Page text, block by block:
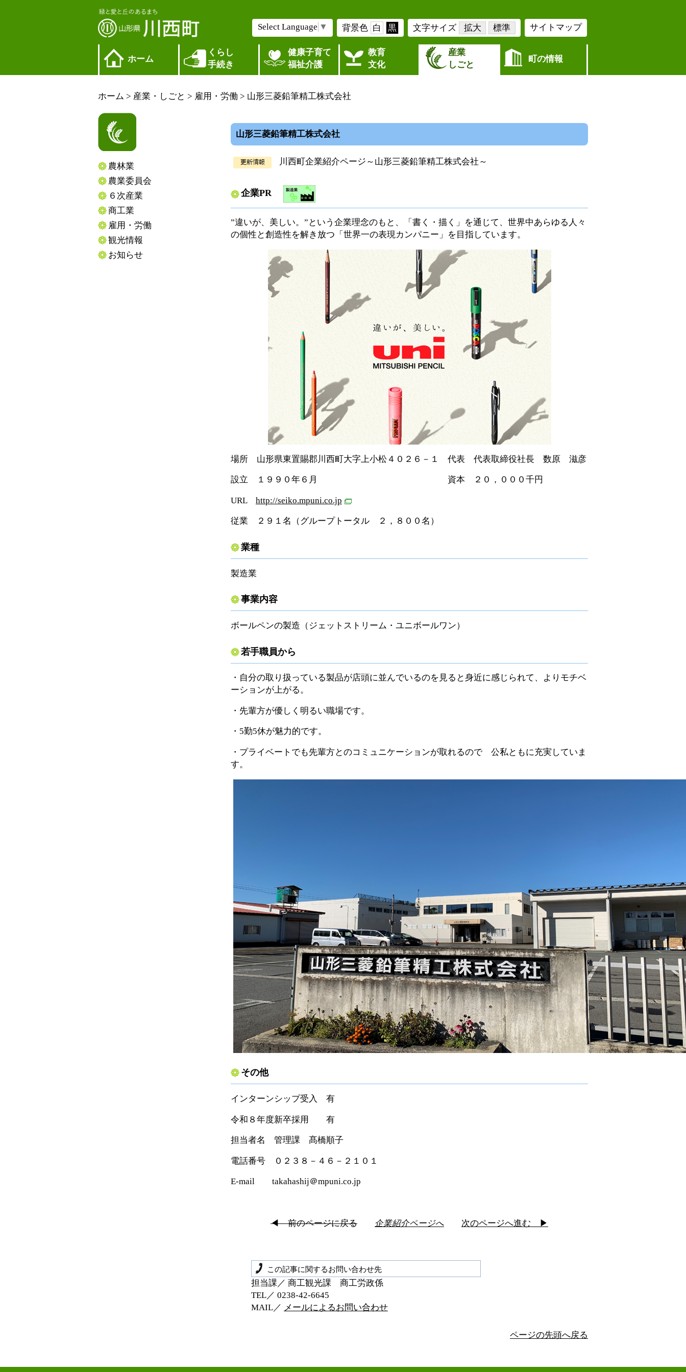
Select Language ▼ 背景色 白 黒 文字サイズ 拡大 標準 サイトマップ
ホーム
くらし
手続き
健康子育て
福祉介護
教育
文化
産業
しごと
町の情報
ホーム > 産業・しごと > 雇用・労働 > 山形三菱鉛筆精工株式会社
農林業
農業委員会
６次産業
商工業
雇用・労働
観光情報
お知らせ
山形三菱鉛筆精工株式会社
川西町企業紹介ページ～山形三菱鉛筆精工株式会社～
企業PR
”違いが、美しい。”という企業理念のもと、「書く・描く」を通じて、世界中あらゆる人々
の個性と創造性を解き放つ「世界一の表現カンパニー」を目指しています。
場所 山形県東置賜郡川西町大字上小松４０２６－１ 代表 代表取締役社長 数原 滋彦
設立 １９９０年６月 資本 ２０，０００千円
URL http://seiko.mpuni.co.jp
従業 ２９１名（グループトータル ２，８００名）
業種
製造業
事業内容
ボールペンの製造（ジェットストリーム・ユニボールワン）
若手職員から
・自分の取り扱っている製品が店頭に並んでいるのを見ると身近に感じられて、よりモチベ
ーションが上がる。
・先輩方が優しく明るい職場です。
・5勤5休が魅力的です。
・プライベートでも先輩方とのコミュニケーションが取れるので 公私ともに充実していま
す。
その他
インターンシップ受入 有
令和８年度新卒採用 有
担当者名 管理課 髙橋順子
電話番号 ０２３８－４６－２１０１
E-mail takahashij＠mpuni.co.jp
◀ 前のページに戻る 企業紹介ページへ 次のページへ進む ▶
この記事に関するお問い合わせ先
担当課／ 商工観光課 商工労政係
TEL／ 0238‐42‐6645
MAIL／ メールによるお問い合わせ
ページの先頭へ戻る